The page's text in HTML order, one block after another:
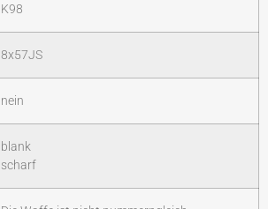
K98
8x57JS
nein
blank
scharf